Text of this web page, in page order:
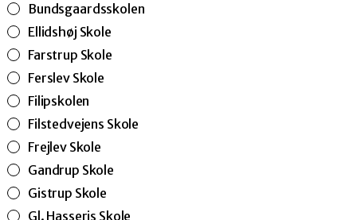
Bundsgaardsskolen
Ellidshøj Skole
Farstrup Skole
Ferslev Skole
Filipskolen
Filstedvejens Skole
Frejlev Skole
Gandrup Skole
Gistrup Skole
Gl. Hasseris Skole